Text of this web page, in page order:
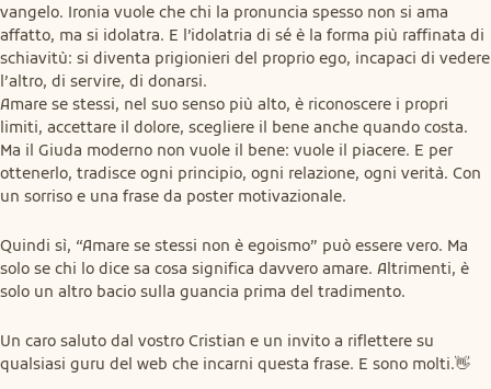
vangelo. Ironia vuole che chi la pronuncia spesso non si ama
affatto, ma si idolatra. E l’idolatria di sé è la forma più raffinata di
schiavitù: si diventa prigionieri del proprio ego, incapaci di vedere
l’altro, di servire, di donarsi.
Amare se stessi, nel suo senso più alto, è riconoscere i propri
limiti, accettare il dolore, scegliere il bene anche quando costa.
Ma il Giuda moderno non vuole il bene: vuole il piacere. E per
ottenerlo, tradisce ogni principio, ogni relazione, ogni verità. Con
un sorriso e una frase da poster motivazionale.
Quindi sì, “Amare se stessi non è egoismo” può essere vero. Ma
solo se chi lo dice sa cosa significa davvero amare. Altrimenti, è
solo un altro bacio sulla guancia prima del tradimento.
Un caro saluto dal vostro Cristian e un invito a riflettere su
qualsiasi guru del web che incarni questa frase. E sono molti.👋